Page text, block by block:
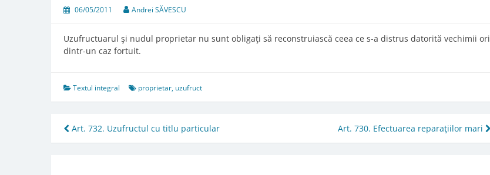
06/05/2011 Andrei SĂVESCU
Uzufructuarul şi nudul proprietar nu sunt obligaţi să reconstruiască ceea ce s-a distrus datorită vechimii ori
dintr-un caz fortuit.
Textul integral proprietar, uzufruct
Post
navigation
Art. 732. Uzufructul cu titlu particular Art. 730. Efectuarea reparaţiilor mari